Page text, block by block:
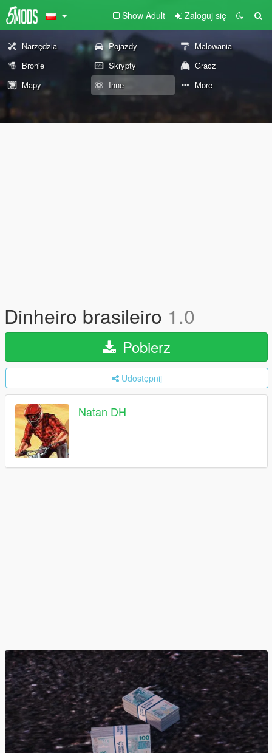
Show Adult Zaloguj się
Narzędzia Pojazdy
Malowania
Bronie
Skrypty
Gracz
Mapy
Inne More
Dinheiro brasileiro 1.0
Pobierz
Udostępnij
Natan DH